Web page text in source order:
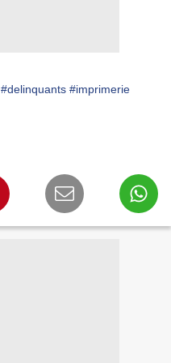
#delinquants #imprimerie